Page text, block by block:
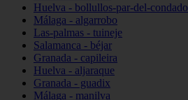
Huelva - bollullos-par-del-condado
Málaga - algarrobo
Las-palmas - tuineje
Salamanca - béjar
Granada - capileira
Huelva - aljaraque
Granada - guadix
Málaga - manilva